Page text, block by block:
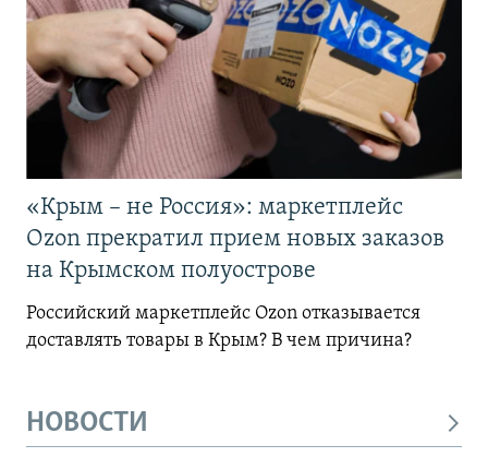
«Крым – не Россия»: маркетплейс
Ozon прекратил прием новых заказов
на Крымском полуострове
Российский маркетплейс Ozon отказывается
доставлять товары в Крым? В чем причина?
НОВОСТИ